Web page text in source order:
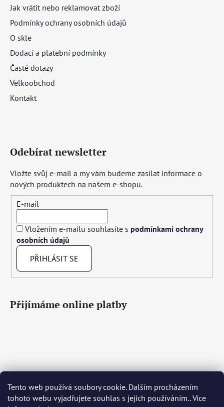
Tento web používá soubory cookie. Dalším procházením
tohoto webu vyjadřujete souhlas s jejich používáním.. Více
Jak vrátit nebo reklamovat zboží
Podmínky ochrany osobních údajů
O skle
Dodací a platební podmínky
Časté dotazy
Velkoobchod
Kontakt
Odebírat newsletter
Vložte svůj e-mail a my vám budeme zasílat informace o
nových produktech na našem e-shopu.
E-mail
Vložením e-mailu souhlasíte s podmínkami ochrany
osobních údajů
PŘIHLÁSIT SE
Přijímáme online platby
Čeština Slovenčina English Deutsch Magyar
Język polski Română Italiano Español Français